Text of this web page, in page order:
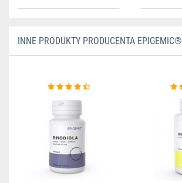
INNE PRODUKTY PRODUCENTA EPIGEMIC®